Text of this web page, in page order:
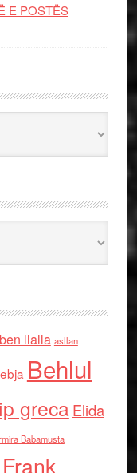
E POSTËS
llalla asllan
Behlul
grecaElida
Babamusta
Frank